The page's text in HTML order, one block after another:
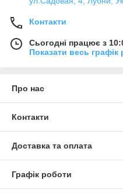
Контакти
Сьогодні працює з
Показати весь графік
Про нас
Контакти
Доставка та оплата
Графік роботи